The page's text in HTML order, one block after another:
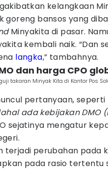
kelangkaan
goreng bansos yang
Minyakita di pasar.
kembali naik. “Dan
langka,” tambahnya.
dan harga CPO
takaran Minyak Kita di Kantor Pos
pertanyaan, seperti
ada kebijakan DMO
sejatinya mengatur
terjadi perubahan pada
pada rasio tertentu